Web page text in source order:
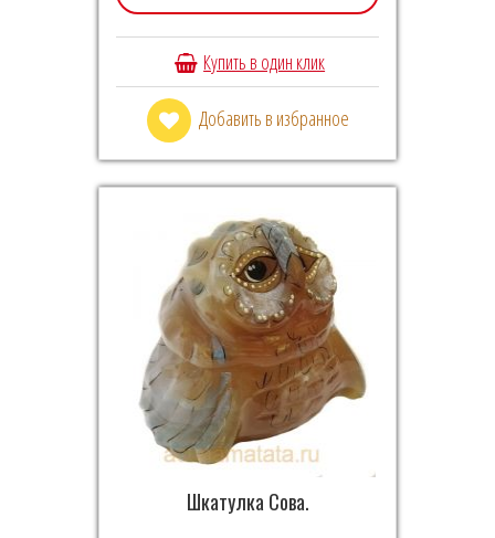
Купить в один клик
Добавить в избранное
Шкатулка Сова.